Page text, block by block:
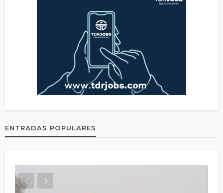
ENTRADAS POPULARES